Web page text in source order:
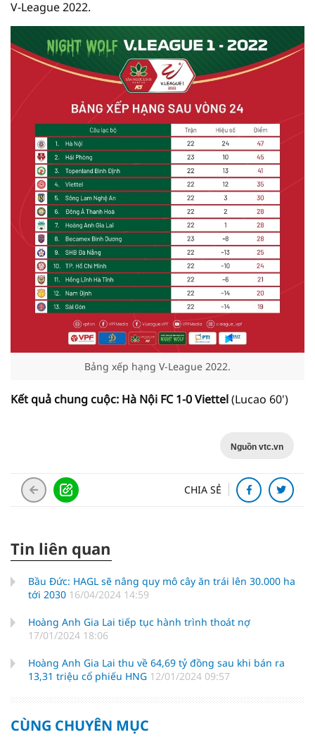
V-League 2022.
Bảng xếp hạng V-League 2022.
Kết quả chung cuộc: Hà Nội FC 1-0 Viettel(Lucao 60')
Nguồn vtc.vn
CHIA SẺ
Tin liên quan
Bầu Đức: HAGL sẽ nâng quy mô cây ăn trái lên 30.000 ha
tới 2030 16/04/2024 14:59
Hoàng Anh Gia Lai tiếp tục hành trình thoát nợ
17/01/2024 18:06
Hoàng Anh Gia Lai thu về 64,69 tỷ đồng sau khi bán ra
13,31 triệu cổ phiếu HNG 12/01/2024 09:57
CÙNG CHUYÊN MỤC